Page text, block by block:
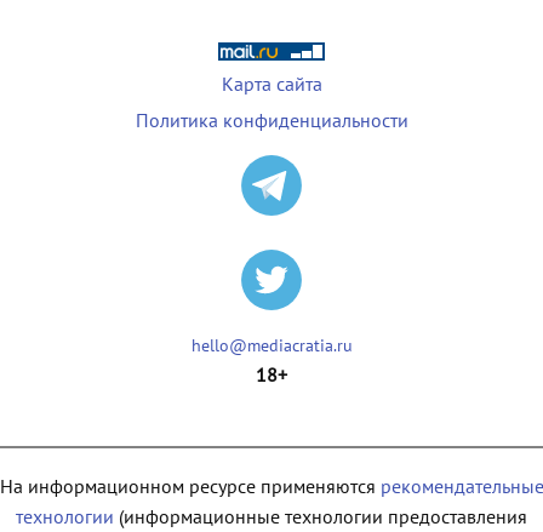
Карта сайта
Политика конфиденциальности
hello@mediacratia.ru
18+
На информационном ресурсе применяются рекомендательные
технологии (информационные технологии предоставления